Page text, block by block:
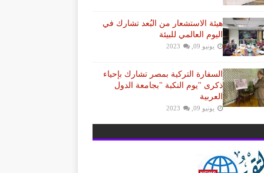
هيئة الاستشعار من البُعد تشارك في
اليوم العالمي للبيئة
يونيو 09, 2023
السفارة التركية بمصر تشارك بإحياء
ذكرى "يوم النكبة "بجامعة الدول
العربية
يونيو 09, 2023